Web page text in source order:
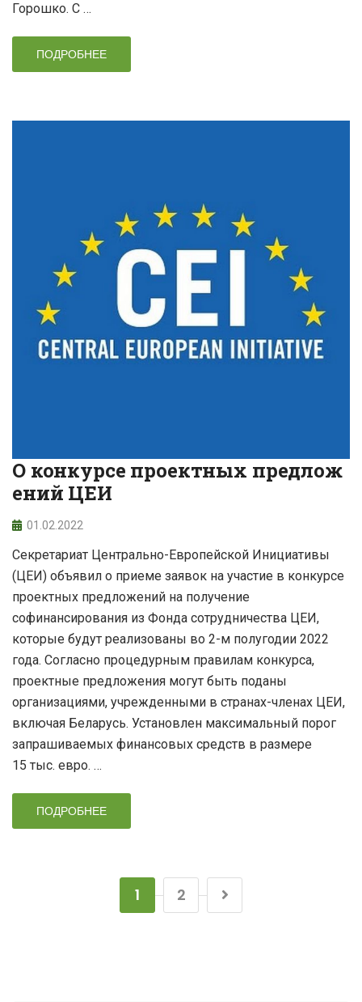
Горошко. С …
ПОДРОБНЕЕ
О конкурсе проектных предлож
ений ЦЕИ
01.02.2022
Секретариат Центрально-Европейской Инициативы
(ЦЕИ) объявил о приеме заявок на участие в конкурсе
проектных предложений на получение
софинансирования из Фонда сотрудничества ЦЕИ,
которые будут реализованы во 2-м полугодии 2022
года. Согласно процедурным правилам конкурса,
проектные предложения могут быть поданы
организациями, учрежденными в странах-членах ЦЕИ,
включая Беларусь. Установлен максимальный порог
запрашиваемых финансовых средств в размере
15 тыс. евро. …
ПОДРОБНЕЕ
1 2